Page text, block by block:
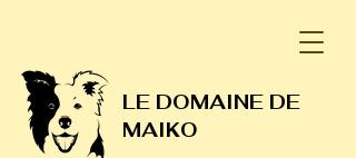
LE DOMAINE DE
MAIKO